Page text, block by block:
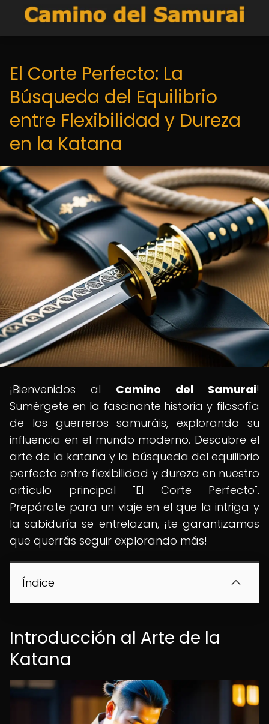
El Corte Perfecto: La
Búsqueda del Equilibrio
entre Flexibilidad y Dureza
en la Katana
¡Bienvenidos al Camino del Samurai!
Sumérgete en la fascinante historia y filosofía
de los guerreros samuráis, explorando su
influencia en el mundo moderno. Descubre el
arte de la katana y la búsqueda del equilibrio
perfecto entre flexibilidad y dureza en nuestro
artículo principal "El Corte Perfecto".
Prepárate para un viaje en el que la intriga y
la sabiduría se entrelazan, ¡te garantizamos
que querrás seguir explorando más!
Índice
Introducción al Arte de la
Katana